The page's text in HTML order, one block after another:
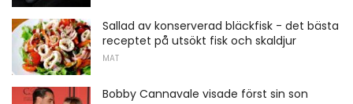
Sallad av konserverad bläckfisk - det bästa
receptet på utsökt fisk och skaldjur
MAT
Bobby Cannavale visade först sin son